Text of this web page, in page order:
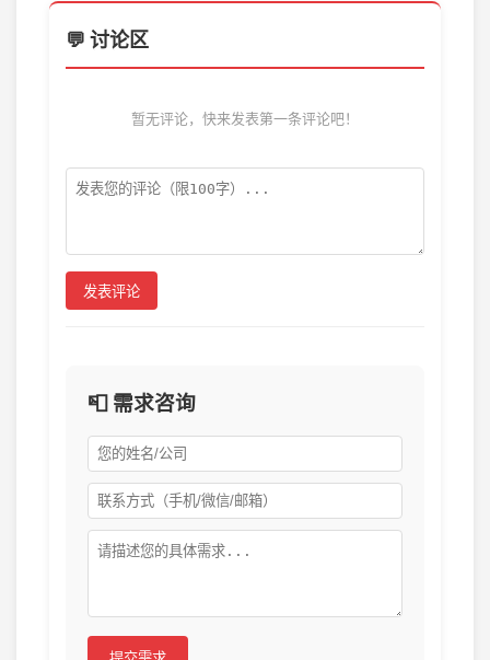
💬 讨论区
暂无评论，快来发表第一条评论吧！
发表评论
📮 需求咨询